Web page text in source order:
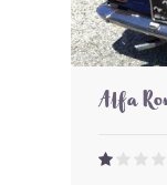
Alfa